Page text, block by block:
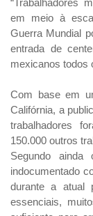
em meio à
Guerra Mundial
entrada de
mexicanos todos
Com base em
Califórnia, a
trabalhadores
150.000 outros
Segundo ainda
indocumentado
durante a atual
essenciais,